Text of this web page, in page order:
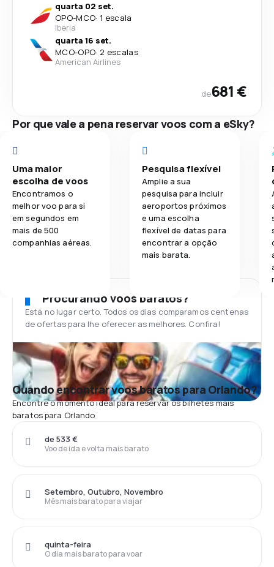
quarta 02 set.
OPO-MCO· 1 escala
Iberia
quarta 16 set.
MCO-OPO· 2 escalas
American Airlines
de681 €
Por que vale a pena reservar voos com a eSky?
Uma maior
escolha de voos
Encontramos o
melhor voo para si
em segundos em
mais de 500
companhias aéreas.
Pesquisa flexível
Amplie a sua
pesquisa para incluir
aeroportos próximos
e uma escolha
flexível de datas para
encontrar a opção
mais barata.
Procurando voos baratos?
Está no lugar certo. Todos os dias comparamos centenas
de ofertas para lhe oferecer as melhores. Confira!
Quando encontrar voos baratos para Orlando?
Encontre o momento ideal para reservar os bilhetes mais
baratos para Orlando
Voo de ida e volta mais barato
de 533 €
Mês mais barato para viajar
Setembro, Outubro, Novembro
O dia mais barato para voar
quinta-feira